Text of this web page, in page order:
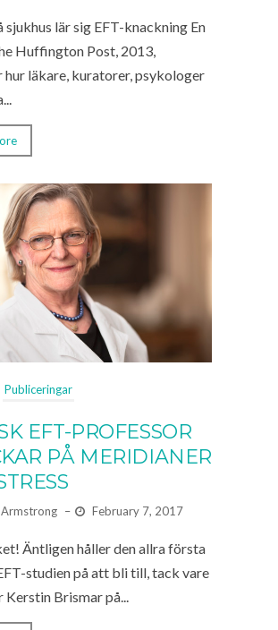
sjukhus lär sig EFT-knackning En
Huffington Post, 2013,
hur läkare, kuratorer, psykologer
Publiceringar
EFT-PROFESSOR
PÅ MERIDIANER
Armstrong – February 7, 2017
Äntligen håller den allra första
studien på att bli till, tack vare
Kerstin Brismar på...